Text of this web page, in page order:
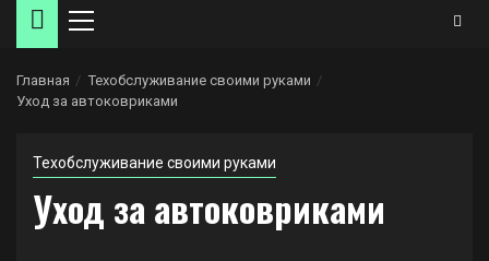
Основное
Главная
Техобслуживание своими руками
Уход за автоковриками
Техобслуживание своими руками
Уход за автоковриками